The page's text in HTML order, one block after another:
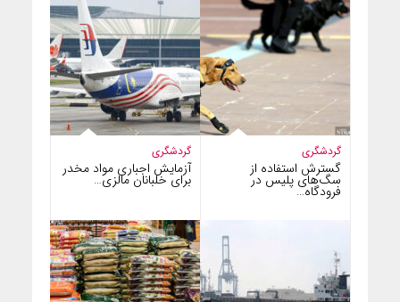
گردشگری
آزمایش اجباری مواد مخدر
برای خلبانان مالزی…
گردشگری
گسترش استفاده از
سگ‌های پلیس در
فرودگاه…